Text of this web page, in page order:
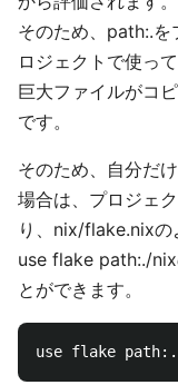
そのため、path:.を
ロジェクトで使っ
巨大ファイルがコ
です。
そのため、自分だ
場合は、プロジェ
り、nix/flake.nixの
use flake path:./nix
とができます。